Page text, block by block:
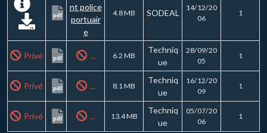
pdf
nt police
portuair
e
4.8 MB SODEAL
14/12/20
06
1
Privé pdf ... 6.2 MB
Techniq
ue
28/09/20
05
1
Privé pdf ... 8.1 MB
Techniq
ue
16/12/20
09
1
Privé pdf ... 13.4 MB
Techniq
ue
05/07/20
06
1